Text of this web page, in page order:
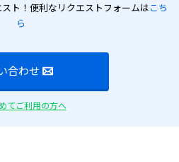
ト！便利なリクエストフォームはこち
ら
合わせ
てご利用の方へ